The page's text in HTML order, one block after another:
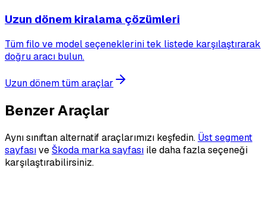
Uzun dönem kiralama çözümleri
Tüm filo ve model seçeneklerini tek listede karşılaştırarak
doğru aracı bulun.
Uzun dönem tüm araçlar
Benzer Araçlar
Aynı sınıftan alternatif araçlarımızı keşfedin. Üst segment
sayfasıve Škoda marka sayfası ile daha fazla seçeneği
karşılaştırabilirsiniz.